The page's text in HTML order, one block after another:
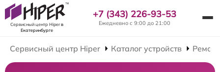
Сервисный центр Hiperв
Екатеринбурге
+7 (343) 226-93-53
Ежедневно с 9:00 до 21:00
Сервисный центр Hiper Каталог устройств